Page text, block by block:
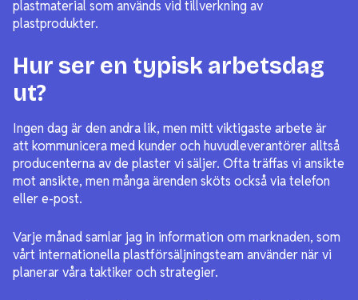
plastmaterial som används vid tillverkning av
plastprodukter.
Hur ser en typisk arbetsdag
ut?
Ingen dag är den andra lik, men mitt viktigaste arbete är
att kommunicera med kunder och huvudleverantörer alltså
producenterna av de plaster vi säljer. Ofta träffas vi ansikte
mot ansikte, men många ärenden sköts också via telefon
eller e-post.
Varje månad samlar jag in information om marknaden, som
vårt internationella plastförsäljningsteam använder när vi
planerar våra taktiker och strategier.